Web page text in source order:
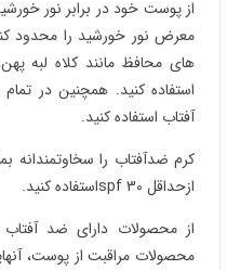
از پوست خود در برابر نور
معرض نور خورشید را محدود
های محافظ مانند کلاه لبه
استفاده کنید. همچنین در
آفتاب استفاده کنید.
کرم ضدآفتاب را سخاوتمندانه
ازحداقل spf 30استفاده کنید.
از محصولات دارای ضد آفتاب
محصولات مراقبت از پوست،